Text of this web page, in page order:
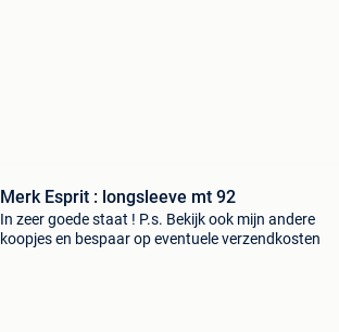
Merk Esprit : longsleeve mt 92
In zeer goede staat ! P.s. Bekijk ook mijn andere
koopjes en bespaar op eventuele verzendkosten